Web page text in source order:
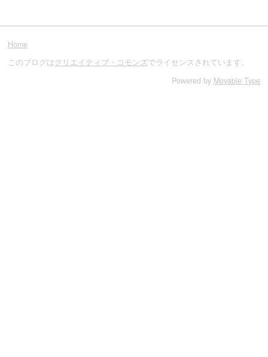
Home
このブログはクリエイティブ・コモンズでライセンスされています。
Powered by Movable Type